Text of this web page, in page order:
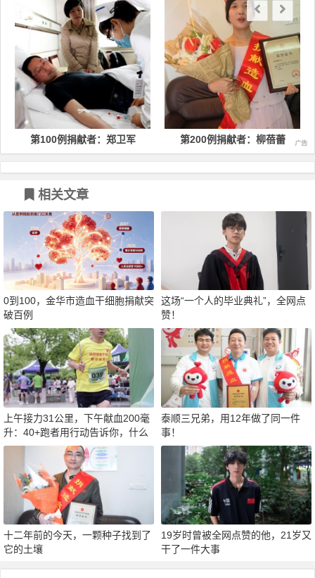
第100例捐献者：郑卫军 第200例捐献者：柳蓓蕾
相关文章
0到100，金华市造血干细胞捐献突
破百例
这场“一个人的毕业典礼”，全网点
赞！
上午接力31公里，下午献血200毫
升：40+跑者用行动告诉你，什么
才是真正的“热血”
泰顺三兄弟，用12年做了同一件
事！
十二年前的今天，一颗种子找到了
它的土壤
19岁时曾被全网点赞的他，21岁又
干了一件大事